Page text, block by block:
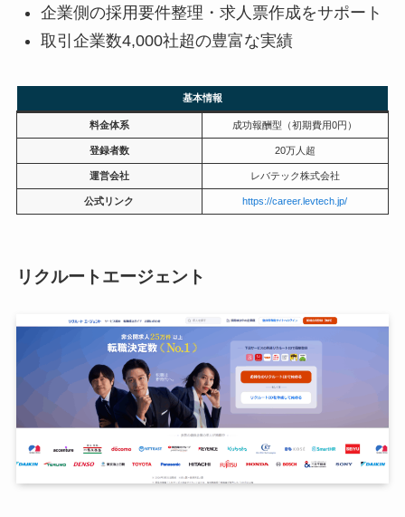
企業側の採用要件整理・求人票作成をサポート
取引企業数4,000社超の豊富な実績
基本情報
料金体系 成功報酬型（初期費用0円）
登録者数 20万人超
運営会社 レバテック株式会社
公式リンク https://career.levtech.jp/
リクルートエージェント